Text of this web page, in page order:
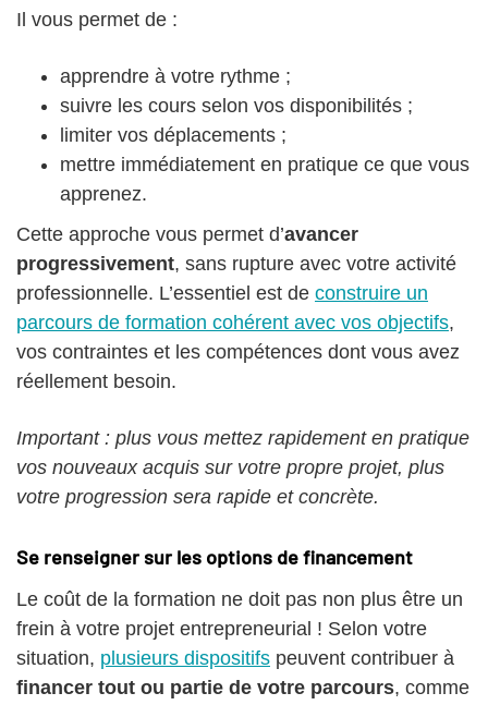
Il vous permet de :
apprendre à votre rythme ;
suivre les cours selon vos disponibilités ;
limiter vos déplacements ;
mettre immédiatement en pratique ce que vous
apprenez.
Cette approche vous permet d’avancer
progressivement, sans rupture avec votre activité
professionnelle. L’essentiel est de construire un
parcours de formation cohérent avec vos objectifs,
vos contraintes et les compétences dont vous avez
réellement besoin.
Important : plus vous mettez rapidement en pratique
vos nouveaux acquis sur votre propre projet, plus
votre progression sera rapide et concrète.
Se renseigner sur les options de financement
Le coût de la formation ne doit pas non plus être un
frein à votre projet entrepreneurial ! Selon votre
situation, plusieurs dispositifs peuvent contribuer à
financer tout ou partie de votre parcours, comme